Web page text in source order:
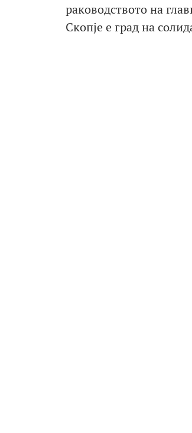
раководството на
Скопје е град на